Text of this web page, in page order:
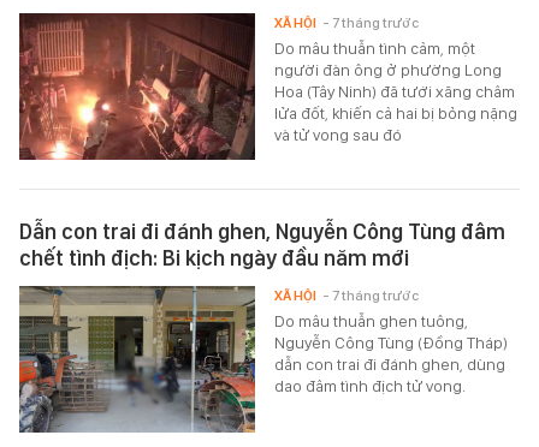
Do mâu thuẫn tình cảm, một
người đàn ông ở phường Long
Hoa (Tây Ninh) đã tưới xăng châm
lửa đốt, khiến cả hai bị bỏng nặng
và tử vong sau đó
XÃ HỘI - 7 tháng trước
Dẫn con trai đi đánh ghen, Nguyễn Công Tùng đâm
chết tình địch: Bi kịch ngày đầu năm mới
Do mâu thuẫn ghen tuông,
Nguyễn Công Tùng (Đồng Tháp)
dẫn con trai đi đánh ghen, dùng
dao đâm tình địch tử vong.
XÃ HỘI - 7 tháng trước